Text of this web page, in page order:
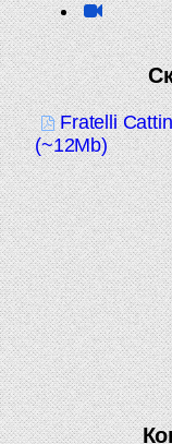
Fratelli
(~12Mb)